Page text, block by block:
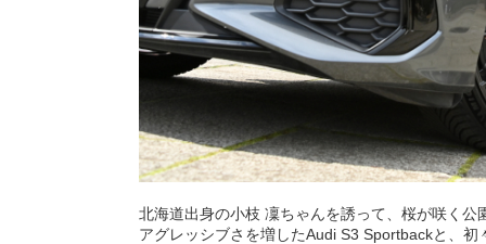
北海道出身の小枝 凜ちゃんを誘って、桜が咲く
アグレッシブさを増したAudi S3 Sportbackと、